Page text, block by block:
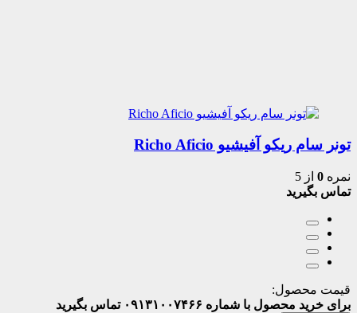
تونر سام ریکو آفیشیو Richo Aficio
نمره 0 از 5
تماس بگیرید
قیمت محصول:
برای خرید محصول با شماره ۰۹۱۳۱۰۰۷۴۶۶ تماس بگیرید